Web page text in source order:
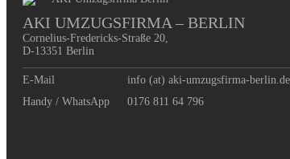
AKI UMZUGSFIRMA – BERLIN
Cornelius-Fredericks-Straße 20,
D-13351 Berlin
E-Mail
info (at) aki-umzugsfirma-berlin.de
Handy / WhatsApp
0176 811 64 796